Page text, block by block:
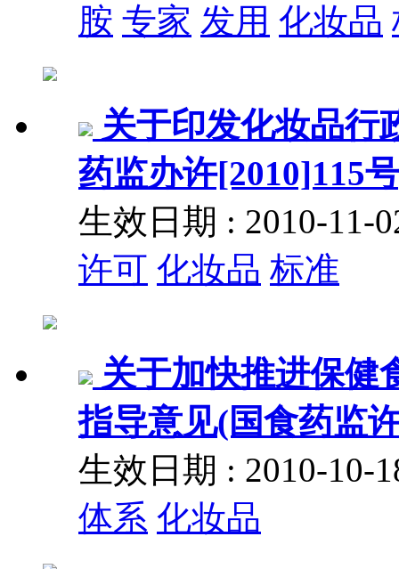
胺 专家 发用 化妆品
关于印发化妆品行
药监办许[2010]115
生效日期 : 2010-11-
许可 化妆品 标准
关于加快推进保健
指导意见(国食药监
生效日期 : 2010-10-
体系 化妆品